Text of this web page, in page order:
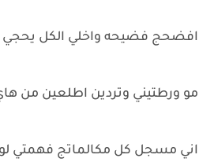
افضحج فضيحه واخلي الكل يحجي
مو ورطتيني وتردين اطلعين من
اني مسجل كل مكالماتج فهمتي لو